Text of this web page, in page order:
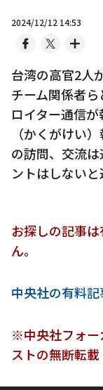
2024/12/12 14:53
台湾の高官2人
チーム関係者
ロイター通信
（かくがけい
の訪問、交流
ントはしないと
お探しの記事
ん。
中央社の有料記
※中央社フォー
ストの無断転